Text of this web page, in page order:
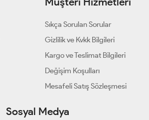
Sıkça Sorulan Sorular
Gizlilik ve Kvkk Bilgileri
Kargo ve Teslimat Bilgileri
Değişim Koşulları
Mesafeli Satış Sözleşmesi
Sosyal Medya